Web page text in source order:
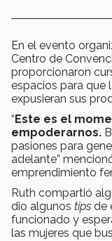
En el evento
Centro de
proporcionaron
espacios para que
expusieran sus
“ Este es el
empoderarnos.
pasiones para
adelante”
emprendimiento
Ruth compartió
dio algunos tips de
funcionado y
las mujeres que